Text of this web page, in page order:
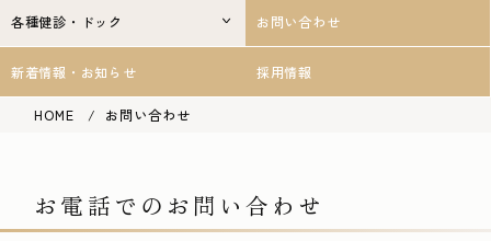
各種健診・ドック お問い合わせ
新着情報・お知らせ 採用情報
HOME お問い合わせ
お電話でのお問い合わせ